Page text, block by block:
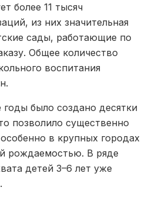
более 11 тысяч
из них значительная
сады, работающие по
Общее количество
воспитания
годы было создано десятки
позволило существенно
в крупных городах
рождаемостью. В ряде
детей 3–6 лет уже